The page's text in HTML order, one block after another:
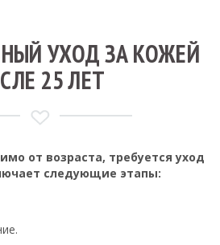
УХОД ЗА КОЖЕЙ
25 ЛЕТ
от возраста, требуется уход
следующие этапы: